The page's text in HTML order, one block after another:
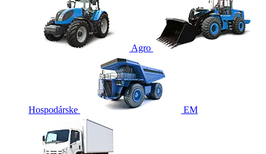
Agro
Hospodárske EM